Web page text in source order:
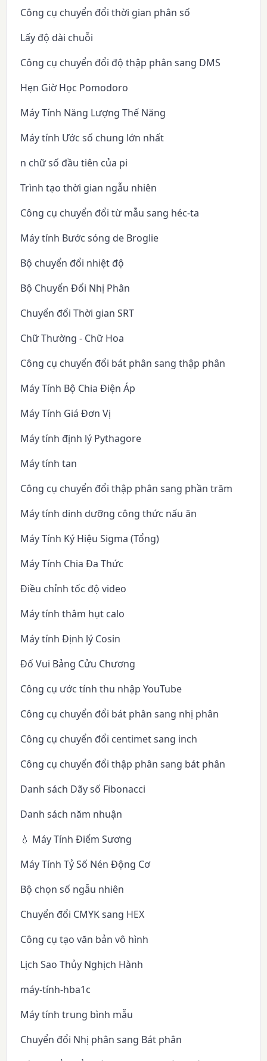
Công cụ chuyển đổi thời gian phân số
Lấy độ dài chuỗi
Công cụ chuyển đổi độ thập phân sang DMS
Hẹn Giờ Học Pomodoro
Máy Tính Năng Lượng Thế Năng
Máy tính Ước số chung lớn nhất
n chữ số đầu tiên của pi
Trình tạo thời gian ngẫu nhiên
Công cụ chuyển đổi từ mẫu sang héc-ta
Máy tính Bước sóng de Broglie
Bộ chuyển đổi nhiệt độ
Bộ Chuyển Đổi Nhị Phân
Chuyển đổi Thời gian SRT
Chữ Thường - Chữ Hoa
Công cụ chuyển đổi bát phân sang thập phân
Máy Tính Bộ Chia Điện Áp
Máy Tính Giá Đơn Vị
Máy tính định lý Pythagore
Máy tính tan
Công cụ chuyển đổi thập phân sang phần trăm
Máy tính dinh dưỡng công thức nấu ăn
Máy Tính Ký Hiệu Sigma (Tổng)
Máy Tính Chia Đa Thức
Điều chỉnh tốc độ video
Máy tính thâm hụt calo
Máy tính Định lý Cosin
Đố Vui Bảng Cửu Chương
Công cụ ước tính thu nhập YouTube
Công cụ chuyển đổi bát phân sang nhị phân
Công cụ chuyển đổi centimet sang inch
Công cụ chuyển đổi thập phân sang bát phân
Danh sách Dãy số Fibonacci
Danh sách năm nhuận
💧 Máy Tính Điểm Sương
Máy Tính Tỷ Số Nén Động Cơ
Bộ chọn số ngẫu nhiên
Chuyển đổi CMYK sang HEX
Công cụ tạo văn bản vô hình
Lịch Sao Thủy Nghịch Hành
máy-tính-hba1c
Máy tính trung bình mẫu
Chuyển đổi Nhị phân sang Bát phân